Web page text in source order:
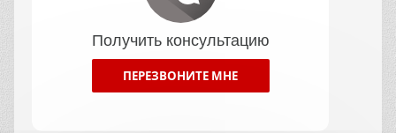
Получить консультацию
ПЕРЕЗВОНИТЕ МНЕ